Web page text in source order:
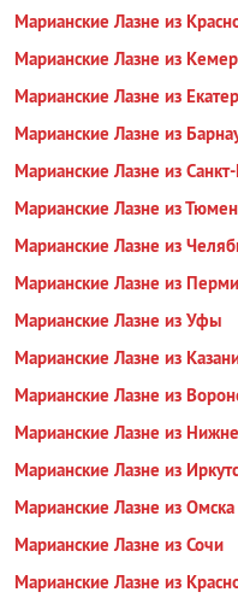
Марианские Лазне из
Марианские Лазне из
Марианские Лазне из
Марианские Лазне из
Марианские Лазне из
Марианские Лазне из
Марианские Лазне из
Марианские Лазне из Перми
Марианские Лазне из Уфы
Марианские Лазне из
Марианские Лазне из
Марианские Лазне из
Марианские Лазне из
Марианские Лазне из Омска
Марианские Лазне из Сочи
Марианские Лазне из